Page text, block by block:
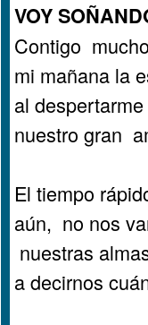
VOY
Contigo
mi mañana la
al
nuestro gran
El tiempo
aún, no nos
nuestras
a decirnos